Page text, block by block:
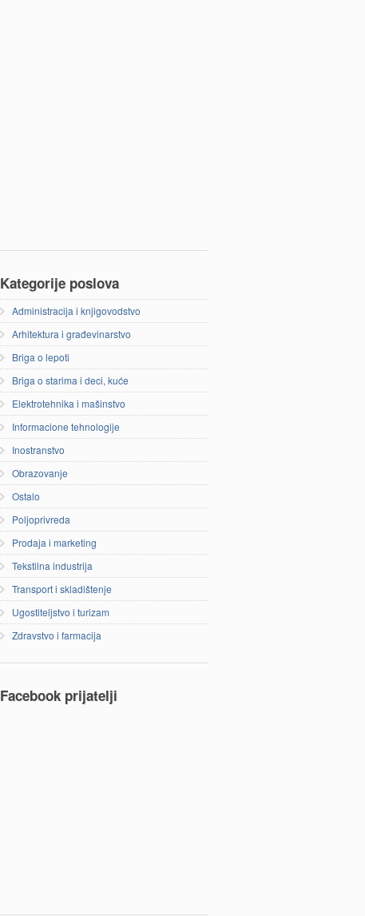
Kategorije poslova
Administracija i knjigovodstvo
Arhitektura i građevinarstvo
Briga o lepoti
Briga o starima i deci, kuće
Elektrotehnika i mašinstvo
Informacione tehnologije
Inostranstvo
Obrazovanje
Ostalo
Poljoprivreda
Prodaja i marketing
Tekstilna industrija
Transport i skladištenje
Ugostiteljstvo i turizam
Zdravstvo i farmacija
Facebook prijatelji